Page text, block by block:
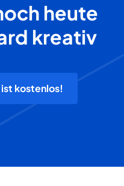
heute
kreativ
kostenlos!